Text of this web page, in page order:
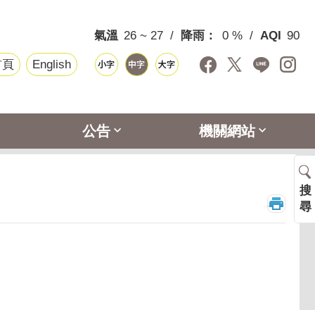
氣溫 26 ~ 27 降雨： 0 % AQI 90
English
公告 機關網站
搜
尋
_